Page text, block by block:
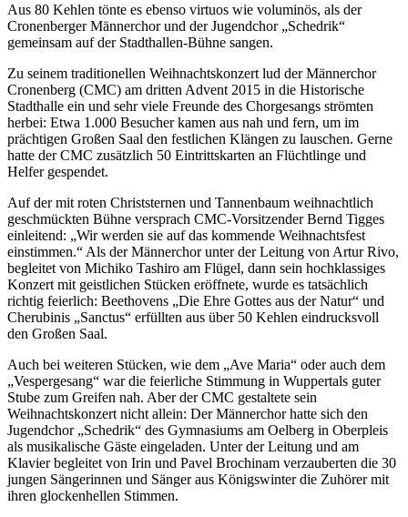
Aus 80 Kehlen tönte es ebenso virtuos wie voluminös, als der
Cronenberger Männerchor und der Jugendchor „Schedrik“
gemeinsam auf der Stadthallen-Bühne sangen.
Zu seinem traditionellen Weihnachtskonzert lud der Männerchor
Cronenberg (CMC) am dritten Advent 2015 in die Historische
Stadthalle ein und sehr viele Freunde des Chorgesangs strömten
herbei: Etwa 1.000 Besucher kamen aus nah und fern, um im
prächtigen Großen Saal den festlichen Klängen zu lauschen. Gerne
hatte der CMC zusätzlich 50 Eintrittskarten an Flüchtlinge und
Helfer gespendet.
Auf der mit roten Christsternen und Tannenbaum weihnachtlich
geschmückten Bühne versprach CMC-Vorsitzender Bernd Tigges
einleitend: „Wir werden sie auf das kommende Weihnachtsfest
einstimmen.“ Als der Männerchor unter der Leitung von Artur Rivo,
begleitet von Michiko Tashiro am Flügel, dann sein hochklassiges
Konzert mit geistlichen Stücken eröffnete, wurde es tatsächlich
richtig feierlich: Beethovens „Die Ehre Gottes aus der Natur“ und
Cherubinis „Sanctus“ erfüllten aus über 50 Kehlen eindrucksvoll
den Großen Saal.
Auch bei weiteren Stücken, wie dem „Ave Maria“ oder auch dem
„Vespergesang“ war die feierliche Stimmung in Wuppertals guter
Stube zum Greifen nah. Aber der CMC gestaltete sein
Weihnachtskonzert nicht allein: Der Männerchor hatte sich den
Jugendchor „Schedrik“ des Gymnasiums am Oelberg in Oberpleis
als musikalische Gäste eingeladen. Unter der Leitung und am
Klavier begleitet von Irin und Pavel Brochinam verzauberten die 30
jungen Sängerinnen und Sänger aus Königswinter die Zuhörer mit
ihren glockenhellen Stimmen.